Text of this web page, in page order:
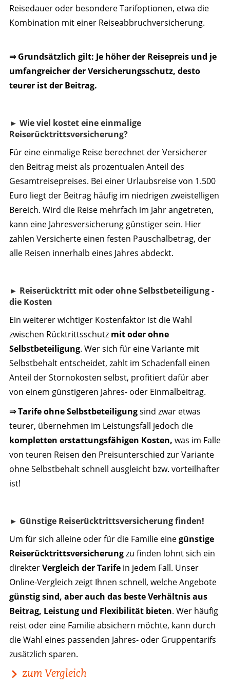
Reisedauer oder besondere Tarifoptionen, etwa die
Kombination mit einer Reiseabbruchversicherung.
⇒ Grundsätzlich gilt: Je höher der Reisepreis und je
umfangreicher der Versicherungsschutz, desto
teurer ist der Beitrag.
► Wie viel kostet eine einmalige
Reiserücktrittsversicherung?
Für eine einmalige Reise berechnet der Versicherer
den Beitrag meist als prozentualen Anteil des
Gesamtreisepreises. Bei einer Urlaubsreise von 1.500
Euro liegt der Beitrag häufig im niedrigen zweistelligen
Bereich. Wird die Reise mehrfach im Jahr angetreten,
kann eine Jahresversicherung günstiger sein. Hier
zahlen Versicherte einen festen Pauschalbetrag, der
alle Reisen innerhalb eines Jahres abdeckt.
► Reiserücktritt mit oder ohne Selbstbeteiligung -
die Kosten
Ein weiterer wichtiger Kostenfaktor ist die Wahl
zwischen Rücktrittsschutz mit oder ohne
Selbstbeteiligung. Wer sich für eine Variante mit
Selbstbehalt entscheidet, zahlt im Schadenfall einen
Anteil der Stornokosten selbst, profitiert dafür aber
von einem günstigeren Jahres- oder Einmalbeitrag.
⇒ Tarife ohne Selbstbeteiligungsind zwar etwas
teurer, übernehmen im Leistungsfall jedoch die
kompletten erstattungsfähigen Kosten, was im Falle
von teuren Reisen den Preisunterschied zur Variante
ohne Selbstbehalt schnell ausgleicht bzw. vorteilhafter
ist!
► Günstige Reiserücktrittsversicherung finden!
Um für sich alleine oder für die Familie einegünstige
Reiserücktrittsversicherungzu finden lohnt sich ein
direkterVergleich der Tarifein jedem Fall. Unser
Online-Vergleich zeigt Ihnen schnell, welche Angebote
günstig sind, aber auch das beste Verhältnis aus
Beitrag, Leistung und Flexibilität bieten. Wer häufig
reist oder eine Familie absichern möchte, kann durch
die Wahl eines passenden Jahres- oder Gruppentarifs
zusätzlich sparen.
zum Vergleich